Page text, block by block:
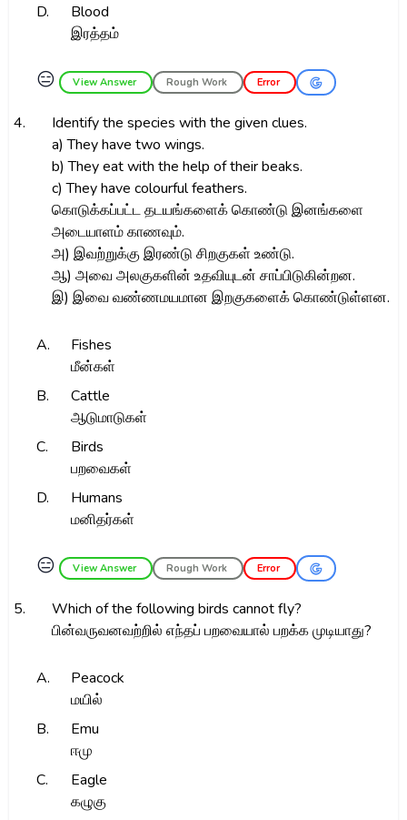
D.
Blood
இரத்தம்
😑 View Answer Rough Work Error
4.
Identify the species with the given clues.
a) They have two wings.
b) They eat with the help of their beaks.
c) They have colourful feathers.
கொடுக்கப்பட்ட தடயங்களைக் கொண்டு இனங்களை
அடையாளம் காணவும்.
அ) இவற்றுக்கு இரண்டு சிறகுகள் உண்டு.
ஆ) அவை அலகுகளின் உதவியுடன் சாப்பிடுகின்றன.
இ) இவை வண்ணமயமான இறகுகளைக் கொண்டுள்ளன.
A.
Fishes
மீன்கள்
B.
Cattle
ஆடுமாடுகள்
C.
Birds
பறவைகள்
D.
Humans
மனிதர்கள்
😑 View Answer Rough Work Error
5.
Which of the following birds cannot fly?
பின்வருவனவற்றில் எந்தப் பறவையால் பறக்க முடியாது?
A.
Peacock
மயில்
B.
Emu
ஈமு
C.
Eagle
கழுகு